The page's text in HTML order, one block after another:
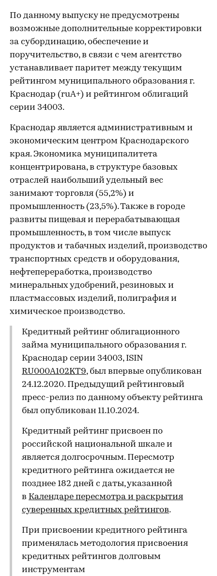
По данному выпуску не предусмотрены
возможные дополнительные корректировки
за субординацию, обеспечение и
поручительство, в связи с чем агентство
устанавливает паритет между текущим
рейтингом муниципального образования г.
Краснодар (ruА+) и рейтингом облигаций
серии 34003.
Краснодар является административным и
экономическим центром Краснодарского
края. Экономика муниципалитета
концентрирована, в структуре базовых
отраслей наибольший удельный вес
занимают торговля (55,2%) и
промышленность (23,5%). Также в городе
развиты пищевая и перерабатывающая
промышленность, в том числе выпуск
продуктов и табачных изделий, производство
транспортных средств и оборудования,
нефтепереработка, производство
минеральных удобрений, резиновых и
пластмассовых изделий, полиграфия и
химическое производство.
Кредитный рейтинг облигационного
займа муниципального образования г.
Краснодар серии 34003, ISIN
RU000A102KT9, был впервые опубликован
24.12.2020. Предыдущий рейтинговый
пресс-релиз по данному объекту рейтинга
был опубликован 11.10.2024.
Кредитный рейтинг присвоен по
российской национальной шкале и
является долгосрочным. Пересмотр
кредитного рейтинга ожидается не
позднее 182 дней с даты, указанной
в Календаре пересмотра и раскрытия
суверенных кредитных рейтингов.
При присвоении кредитного рейтинга
применялась методология присвоения
кредитных рейтингов долговым
инструментам